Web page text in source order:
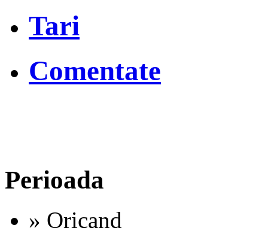
Tari
Comentate
Perioada
» Oricand